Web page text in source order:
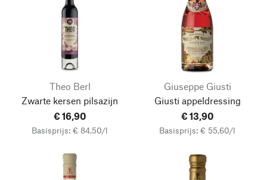
Theo Berl
Zwarte kersen pilsazijn
€ 16,90
Basisprijs: € 84,50/l
Giuseppe Giusti
Giusti appeldressing
€ 13,90
Basisprijs: € 55,60/l